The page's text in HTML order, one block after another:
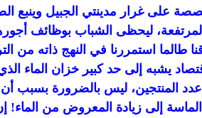
على غرار مدينتي الجبيل وينبع
ليحظى الشباب بوظائف
استمررنا في النهج ذاته من
يشبه إلى حد كبير خزان الماء
المنتجين، ليس بالضرورة بسبب
إلى زيادة المعروض من